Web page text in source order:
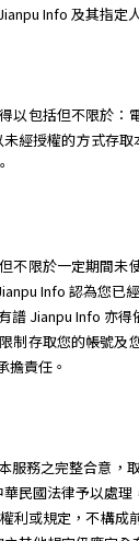
Info 及其指
以包括但不限於
經授權的方式存
不限於一定期間
Info 認為您
譜 Jianpu Info 亦
制存取您的帳號
擔責任。
服務之完整合意
民國法律予以處
利或規定，不構